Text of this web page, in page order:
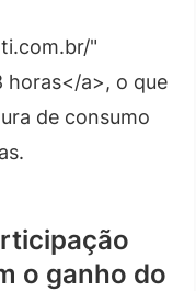
"
horas</a>, o que
de consumo
o ganho do